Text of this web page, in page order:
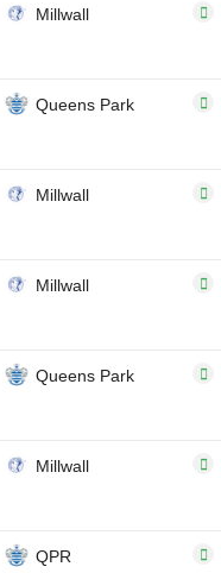
Millwall
Queens Park
Millwall
Millwall
Queens Park
Millwall
QPR